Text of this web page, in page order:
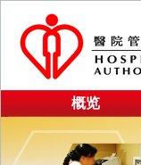
概览